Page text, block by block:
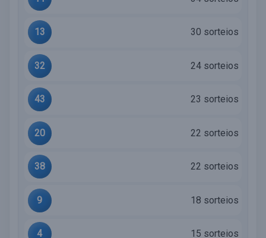
13 30 sorteios
32 24 sorteios
43 23 sorteios
20 22 sorteios
38 22 sorteios
9 18 sorteios
4 15 sorteios